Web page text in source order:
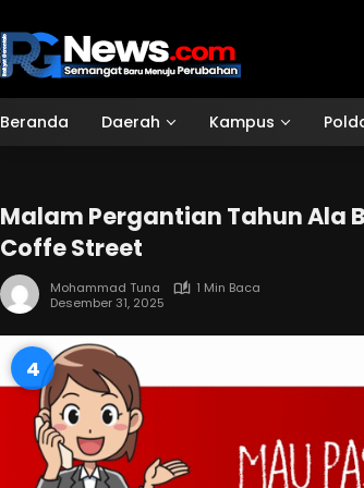
Beranda Daerah Kampus
Malam Pergantian Tahun Ala
Coffe Street
Mohammad Tuna
1 Min Baca
Desember 31, 2025
4